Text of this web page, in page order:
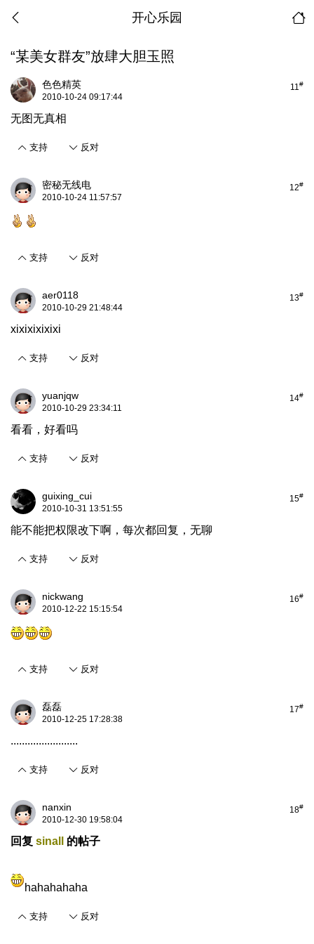
开心乐园
“某美女群友”放肆大胆玉照
11#
色色精英
2010-10-24 09:17:44
无图无真相
支持 反对
12#
密秘无线电
2010-10-24 11:57:57
支持 反对
13#
aer0118
2010-10-29 21:48:44
xixixixixixi
支持 反对
14#
yuanjqw
2010-10-29 23:34:11
看看，好看吗
支持 反对
15#
guixing_cui
2010-10-31 13:51:55
能不能把权限改下啊，每次都回复，无聊
支持 反对
16#
nickwang
2010-12-22 15:15:54
支持 反对
17#
磊磊
2010-12-25 17:28:38
........................
支持 反对
18#
nanxin
2010-12-30 19:58:04
回复 sinall 的帖子
hahahahaha
支持 反对